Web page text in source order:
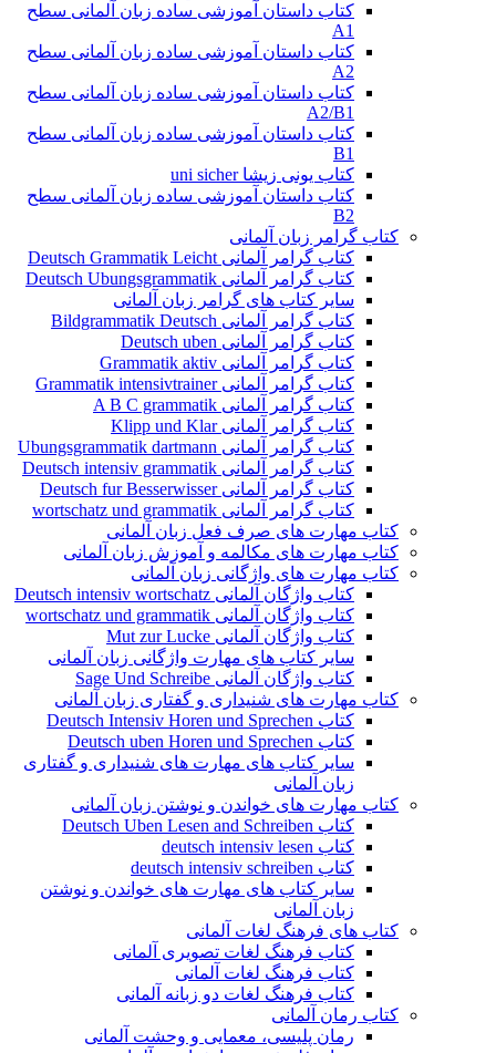
کتاب داستان آموزشی ساده زبان آلمانی سطح
A1
کتاب داستان آموزشی ساده زبان آلمانی سطح
A2
کتاب داستان آموزشی ساده زبان آلمانی سطح
A2/B1
کتاب داستان آموزشی ساده زبان آلمانی سطح
B1
کتاب یونی زیشا uni sicher
کتاب داستان آموزشی ساده زبان آلمانی سطح
B2
کتاب گرامر زبان آلمانی
کتاب گرامر آلمانی Deutsch Grammatik Leicht
کتاب گرامر آلمانی Deutsch Ubungsgrammatik
سایر کتاب های گرامر زبان آلمانی
کتاب گرامر آلمانی Bildgrammatik Deutsch
کتاب گرامر آلمانی Deutsch uben
کتاب گرامر آلمانی Grammatik aktiv
کتاب گرامر آلمانی Grammatik intensivtrainer
کتاب گرامر آلمانی A B C grammatik
کتاب گرامر آلمانی Klipp und Klar
کتاب گرامر آلمانی Ubungsgrammatik dartmann
کتاب گرامر آلمانی Deutsch intensiv grammatik
کتاب گرامر آلمانی Deutsch fur Besserwisser
کتاب گرامر آلمانی wortschatz und grammatik
کتاب مهارت های صرف فعل زبان آلمانی
کتاب مهارت های مکالمه و آموزش زبان آلمانی
کتاب مهارت های واژگانی زبان آلمانی
کتاب واژگان آلمانی Deutsch intensiv wortschatz
کتاب واژگان آلمانی wortschatz und grammatik
کتاب واژگان آلمانی Mut zur Lucke
سایر کتاب های مهارت واژگانی زبان آلمانی
کتاب واژگان آلمانی Sage Und Schreibe
کتاب مهارت های شنیداری و گفتاری زبان آلمانی
کتاب Deutsch Intensiv Horen und Sprechen
کتاب Deutsch uben Horen und Sprechen
سایر کتاب های مهارت های شنیداری و گفتاری
زبان آلمانی
کتاب مهارت های خواندن و نوشتن زبان آلمانی
کتاب Deutsch Uben Lesen and Schreiben
کتاب deutsch intensiv lesen
کتاب deutsch intensiv schreiben
سایر کتاب های مهارت های خواندن و نوشتن
زبان آلمانی
کتاب های فرهنگ لغات آلمانی
کتاب فرهنگ لغات تصویری آلمانی
کتاب فرهنگ لغات آلمانی
کتاب فرهنگ لغات دو زبانه آلمانی
کتاب رمان آلمانی
رمان پلیسی، معمایی و وحشت آلمانی